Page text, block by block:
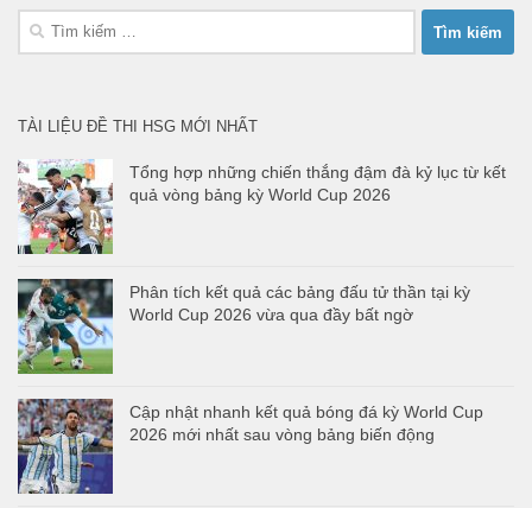
Tìm
TÀI LIỆU ĐỀ THI HSG MỚI NHẤT
Tổng hợp những chiến thắng đậm đà kỷ lục từ kết
quả vòng bảng kỳ World Cup 2026
Phân tích kết quả các bảng đấu tử thần tại kỳ
World Cup 2026 vừa qua đầy bất ngờ
Cập nhật nhanh kết quả bóng đá kỳ World Cup
2026 mới nhất sau vòng bảng biến động